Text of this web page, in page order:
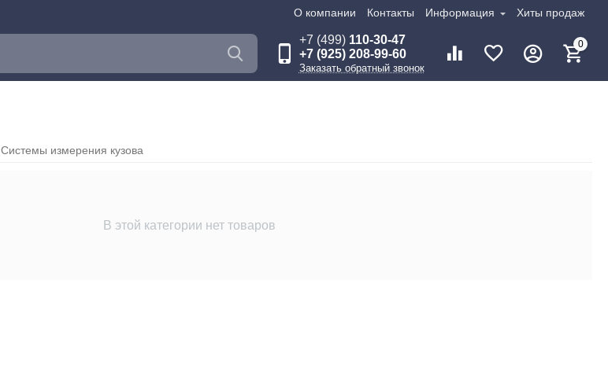
О компании Контакты Информация Хиты продаж
+7 (499)110-30-47
+7 (925) 208-99-60
Заказать обратный звонок
0
Системы измерения кузова
В этой категории нет товаров